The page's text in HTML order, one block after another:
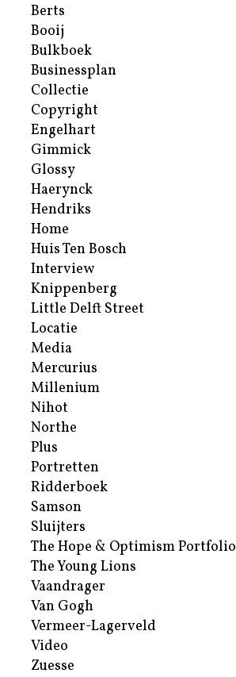
Berts
Booij
Bulkboek
Businessplan
Collectie
Copyright
Engelhart
Gimmick
Glossy
Haerynck
Hendriks
Home
Huis Ten Bosch
Interview
Knippenberg
Little Delft Street
Locatie
Media
Mercurius
Millenium
Nihot
Northe
Plus
Portretten
Ridderboek
Samson
Sluijters
The Hope & Optimism Portfolio
The Young Lions
Vaandrager
Van Gogh
Vermeer-Lagerveld
Video
Zuesse